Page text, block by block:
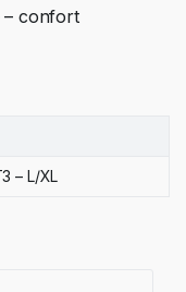
– confort
– L/XL